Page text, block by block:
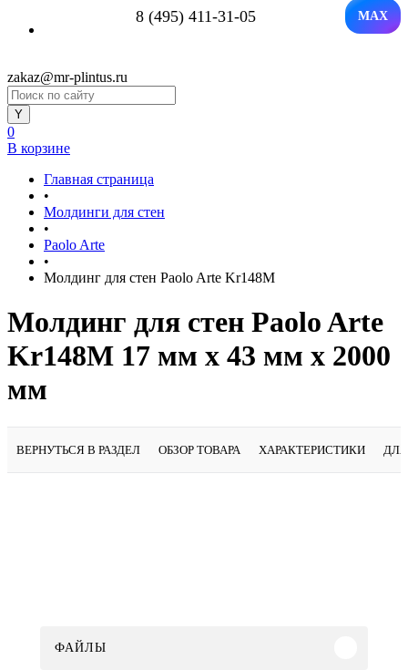
8 (495) 411-31-05 MAX
zakaz@mr-plintus.ru
0
В корзине
Главная страница
•
Молдинги для стен
•
Paolo Arte
•
Молдинг для стен Paolo Arte Kr148M
Молдинг для стен Paolo Arte
Kr148M 17 мм х 43 мм х 2000
мм
ВЕРНУТЬСЯ В РАЗДЕЛ ОБЗОР ТОВАРА ХАРАКТЕРИСТИКИ
ФАЙЛЫ